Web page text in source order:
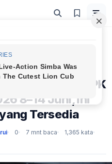
PPPK
8–14 Juni, Ini
Tersedia
0 7 mnt baca
1,365 kata